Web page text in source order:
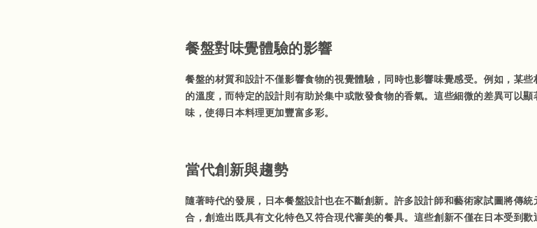
餐盤對味覺體驗的影響
餐盤的材質和設計不僅影響食物的視覺體驗，同時也影響味覺感受。例如，某
的溫度，而特定的設計則有助於集中或散發食物的香氣。這些細微的差異可以顯
味，使得日本料理更加豐富多彩。
當代創新與趨勢
隨著時代的發展，日本餐盤設計也在不斷創新。許多設計師和藝術家試圖將傳
合，創造出既具有文化特色又符合現代審美的餐具。這些創新不僅在日本受到